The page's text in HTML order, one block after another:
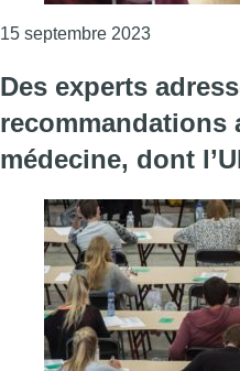
15 septembre 2023Consulter
Des experts
recommandations
médecine, dont